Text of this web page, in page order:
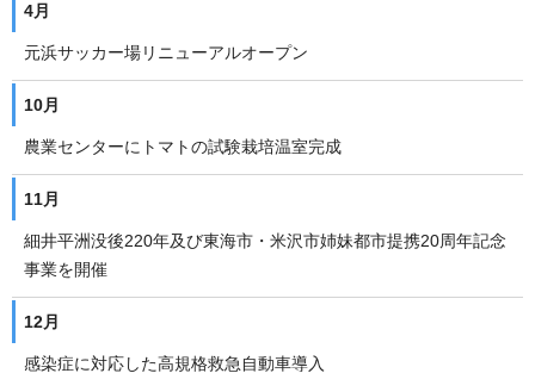
4月
元浜サッカー場リニューアルオープン
10月
農業センターにトマトの試験栽培温室完成
11月
細井平洲没後220年及び東海市・米沢市姉妹都市提携20周年記念
事業を開催
12月
感染症に対応した高規格救急自動車導入